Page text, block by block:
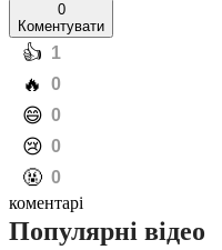
0
Коментувати
️👍 1
️🔥 0
️😄 0
️😢 0
️🤬 0
коментарі